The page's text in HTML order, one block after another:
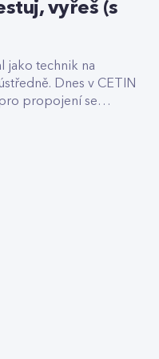
vyřeš (s
jako technik na
Dnes v CETIN
propojení se
core síť má na